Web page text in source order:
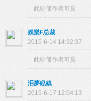
此帖僅作者可見
娛樂F总裁
2015-6-14 14:32:37
此帖僅作者可見
泪夢紭縝
2015-6-17 12:04:13